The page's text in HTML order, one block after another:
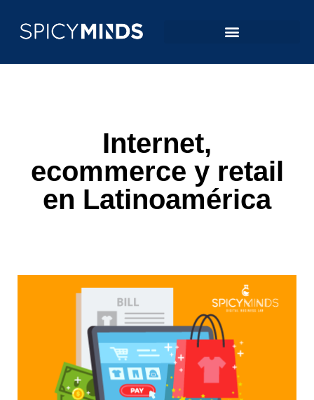
Internet,
ecommerce y retail
en Latinoamérica